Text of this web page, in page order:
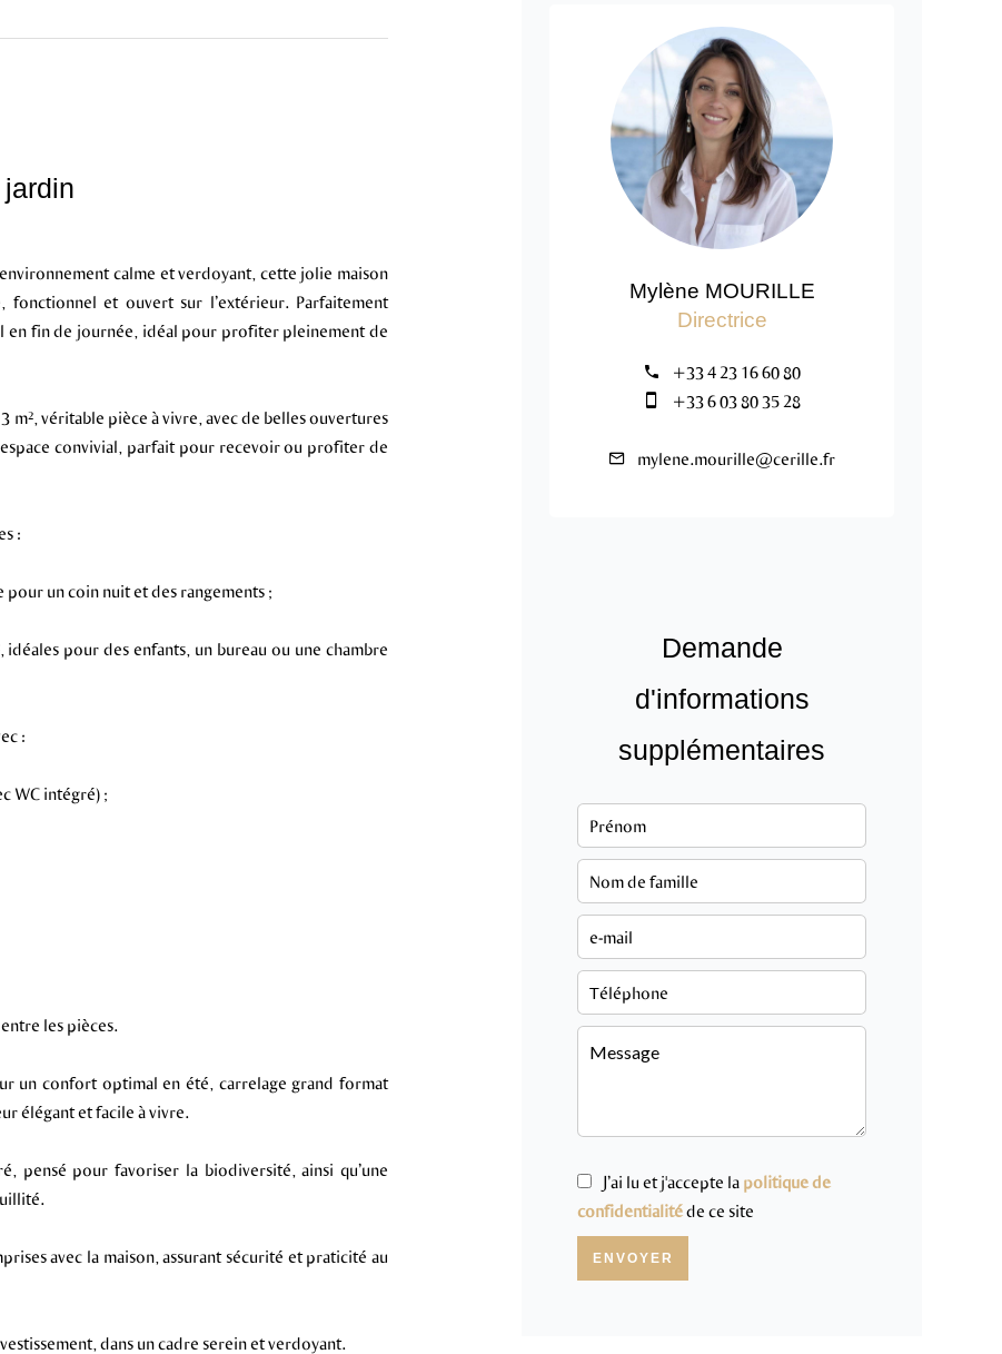
calme et verdoyant, cette jolie maison
et ouvert sur l’extérieur. Parfaitement
en fin de journée, idéal pour profiter pleinement de
m², véritable pièce à vivre, avec de belles ouvertures
convivial, parfait pour recevoir ou profiter de
:
pour un coin nuit et des rangements ;
idéales pour des enfants, un bureau ou une chambre
:
WC intégré) ;
les pièces.
un confort optimal en été, carrelage grand format
élégant et facile à vivre.
pensé pour favoriser la biodiversité, ainsi qu’une
avec la maison, assurant sécurité et praticité au
dans un cadre serein et verdoyant.
Mylène MOURILLE
Directrice
+33 4 23 16 60 80
+33 6 03 80 35 28
mylene.mourille@cerille.fr
Demande
d'informations
supplémentaires
J’ai lu et j'accepte la politique de
confidentialitéde ce site
ENVOYER